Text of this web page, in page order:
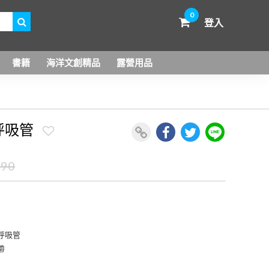
0
登入
書籍 海洋文創精品 露營用品
吸管
吸管